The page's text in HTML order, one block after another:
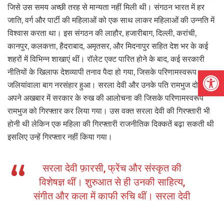
जिसे उस समय अच्छी तरह से मान्यता नहीं मिली थी। संगठन भारत में हर
जाति, वर्ग और पार्टी की महिलाओं को एक साथ लाकर महिलाओं की उन्नति में
विश्वास करता था। इस संगठन की लाहौर, हजारीबाग, दिल्ली, करांची,
कानपुर, कलकत्ता, हैदराबाद, अमृतसर, और मिदनापुर सहित देश भर के कई
शहरों में विभिन्न शाखाएं थीं। रॉलेट एक्ट पारित होने के बाद, कई सरकारी
नीतियों के खिलाफ देशव्यापी तनाव पैदा हो गया, जिसके परिणामस्वरूप
जलियांवाला बाग नरसंहार हुआ। सरला देवी और उनके पति रामभुज दोनों ने
अपने अखबार में सरकार के रुख की आलोचना की जिसके परिणामस्वरूप
रामभुज को गिरफ्तार कर लिया गया। उस वक्त सरला देवी की गिरफ्तारी भी
होनी थी लेकिन एक महिला की गिरफ्तारी राजनीतिक दिक्कतें बढ़ा सकती थी
इसलिए उन्हें गिरफ्तार नहीं किया गया।
सरला देवी फ़ारसी, फ्रेंच और संस्कृत की
विशेषज्ञ थीं। शुरुआत से ही उनकी साहित्य,
संगीत और कला में काफी रुचि थीं। सरला देवी